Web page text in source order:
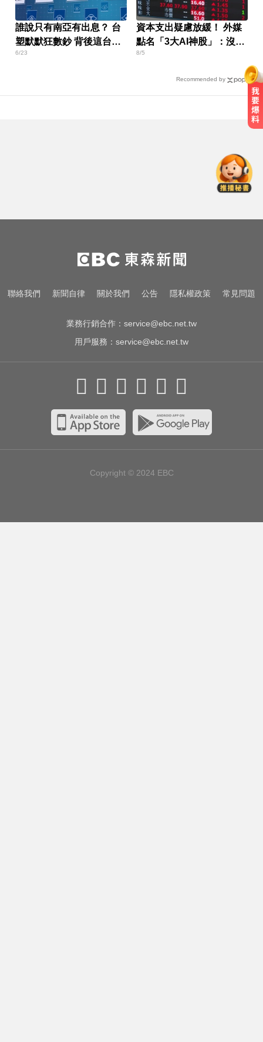
誰說只有南亞有出息？ 台
塑默默狂數鈔 背後這台
ATM竟暴漲5倍
6/23
資本支出疑慮放緩！ 外媒
點名「3大AI神股」：沒它
不行
8/5
Recommended by
豪、許基宏動刀本季報銷
隔夜菜藏致命危機？醫揭預防食物
中毒關鍵
天天吃燒烤香腸 14歲女竟罹大腸癌
聯絡我們 新聞自律 關於我們 公告 隱私權政策 常見問題
業務行銷合作： service@ebc.net.tw
用戶服務： service@ebc.net.tw
Copyright © 2024 EBC